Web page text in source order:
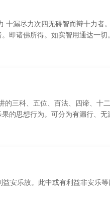
漏尽力次四无碍智而辩十力者
即诸佛所得。如实智用通达一切
三科、五位、百法、四谛、十
的思想行为。可分为有漏行、
安乐故。此中或有利益非安乐等